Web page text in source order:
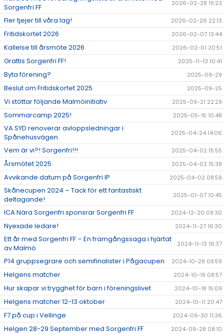
Sorgenfri FF
2026-02-28 19:23
Fler tjejer till våra lag! 2026-02-26 22:13
Fritidskortet 2026 2026-02-07 13:44
Kallelse till årsmöte 2026 2026-02-01 20:51
Grattis Sorgenfri FF! 2025-11-13 10:41
Byta förening? 2025-09-29
Beslut om Fritidskortet 2025 2025-09-25
Vi stöttar följande Malmöinitiativ 2025-09-21 22:29
Sommarcamp 2025! 2025-05-15 10:48
VA SYD renoverar avloppsledningar i
Spånehusvägen
2025-04-24 14:06
Vem är vi?! Sorgenfri!!! 2025-04-02 15:55
Årsmötet 2025 2025-04-02 15:38
Avvikande datum på Sorgenfri IP 2025-04-02 08:58
Skånecupen 2024 – Tack för ett fantastiskt
deltagande!
2025-01-07 10:45
ICA Nära Sorgenfri sponsrar Sorgenfri FF 2024-12-20 09:30
Nyexade ledare! 2024-11-27 16:30
Ett år med Sorgenfri FF – En framgångssaga i hjärtat
av Malmö
2024-11-13 16:37
P14 gruppsegrare och semifinalister i Pågacupen 2024-10-28 09:59
Helgens matcher 2024-10-19 08:57
Hur skapar vi trygghet för barn i föreningslivet 2024-10-18 15:09
Helgens matcher 12-13 oktober 2024-10-11 20:47
F7 på cup i Vellinge 2024-09-30 11:36
Helgen 28-29 September med Sorgenfri FF 2024-09-28 08:10